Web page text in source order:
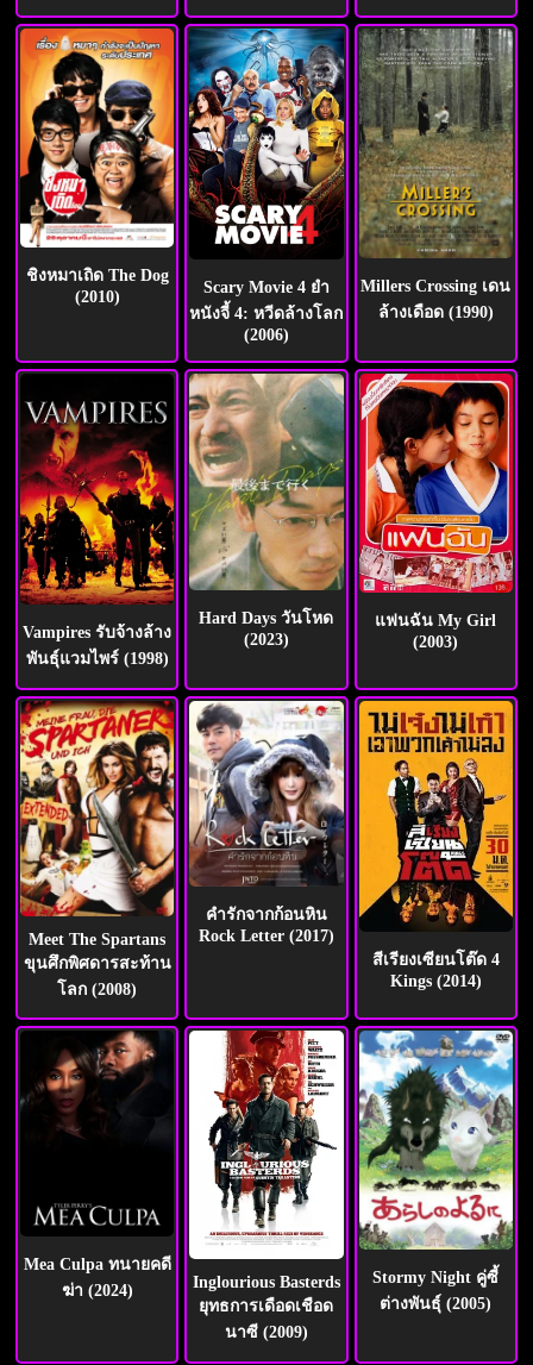
ชิงหมาเถิด The Dog
(2010)
Scary Movie 4 ยำ
หนังจี้ 4: หวีดล้างโลก
(2006)
Millers Crossing เดน
ล้างเดือด (1990)
Vampires รับจ้างล้าง
พันธุ์แวมไพร์ (1998)
Hard Days วันโหด
(2023)
แฟนฉัน My Girl
(2003)
Meet The Spartans
ขุนศึกพิศดารสะท้าน
โลก (2008)
คำรักจากก้อนหิน
Rock Letter (2017)
สีเรียงเซียนโต๊ด 4
Kings (2014)
Mea Culpa ทนายคดี
ฆ่า (2024)
Inglourious Basterds
ยุทธการเดือดเชือด
นาซี (2009)
Stormy Night คู่ซี้
ต่างพันธุ์ (2005)